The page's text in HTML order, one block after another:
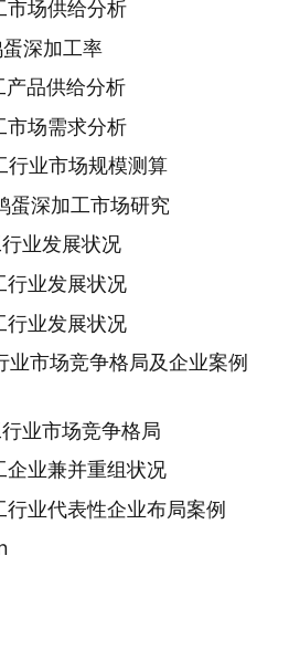
市场供给分析
蛋深加工率
产品供给分析
市场需求分析
业市场规模测算
蛋深加工市场研究
业发展状况
行业发展状况
行业发展状况
市场竞争格局及企业案例
业市场竞争格局
业兼并重组状况
业代表性企业布局案例